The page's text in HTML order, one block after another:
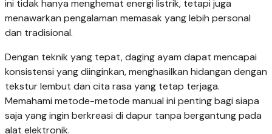
ini tidak hanya menghemat energi listrik, tetapi juga
menawarkan pengalaman memasak yang lebih personal
dan tradisional.
Dengan teknik yang tepat, daging ayam dapat mencapai
konsistensi yang diinginkan, menghasilkan hidangan dengan
tekstur lembut dan cita rasa yang tetap terjaga.
Memahami metode-metode manual ini penting bagi siapa
saja yang ingin berkreasi di dapur tanpa bergantung pada
alat elektronik.